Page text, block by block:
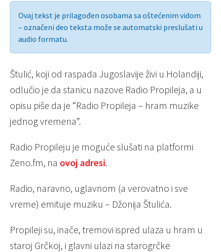
Ovaj tekst je prilagođen osobama sa oštećenim vidom
– označeni deo teksta može se automatski preslušati u
audio formatu.
Štulić, koji od raspada Jugoslavije živi u Holandiji,
odlučio je da stanicu nazove Radio Propileja, a u
opisu piše da je “Radio Propileja – hram muzike
jednog vremena”.
Radio Propileju je moguće slušati na platformi
Zeno.fm, na ovoj adresi.
Radio, naravno, uglavnom (a verovatno i sve
vreme) emituje muziku – Džonija Štulića.
Propileji su, inače, tremovi ispred ulaza u hram u
staroj Grčkoj, i glavni ulazi na starogrčke